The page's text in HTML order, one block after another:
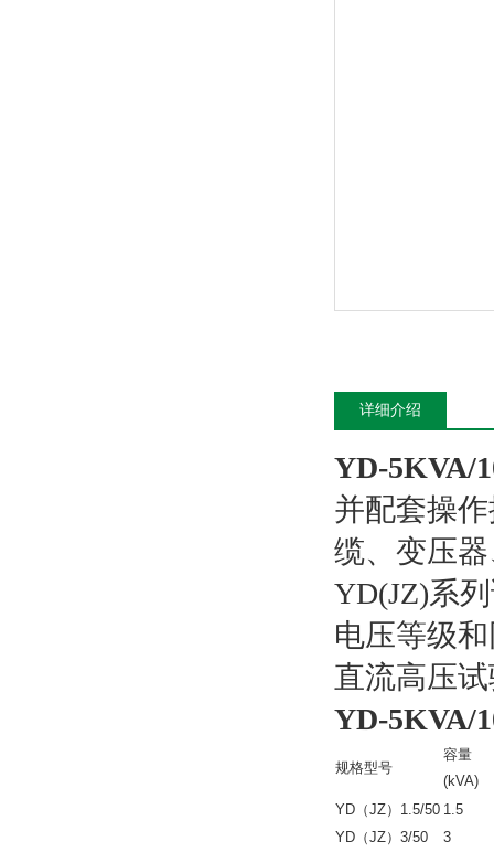
详细介绍
YD-5KVA/
并配套操
缆、变压
YD(JZ)系
电压等级
直流高压
YD-5KVA/
规格型号
容量
(kVA)
YD（JZ）1.5/50 1.5
YD（JZ）3/50
3